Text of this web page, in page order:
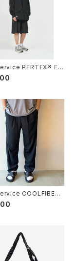
PERTEX® EQ
EASY SHORTS
COOLFIBER
EASY PANTS